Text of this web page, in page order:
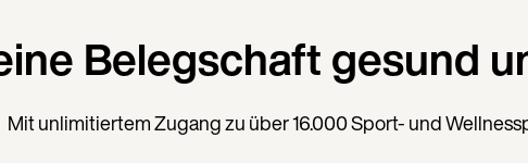
Belegschaft gesund
Mit unlimitiertem Zugang zu über 16.000 Sport- und